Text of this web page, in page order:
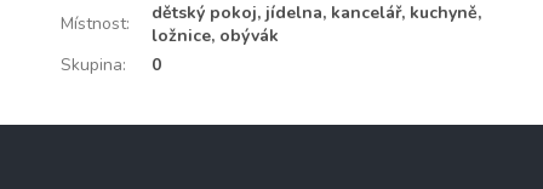
Místnost:
dětský pokoj, jídelna, kancelář, kuchyně,
ložnice, obývák
Skupina: 0